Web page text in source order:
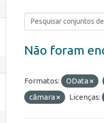
Não foram
Formatos: OData
câmara
Licenças: